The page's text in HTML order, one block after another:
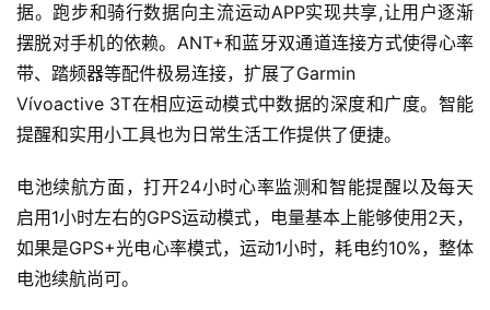
据。跑步和骑行数据向主流运动APP实现共享,让用户逐渐
摆脱对手机的依赖。ANT+和蓝牙双通道连接方式使得心率
带、踏频器等配件极易连接，扩展了Garmin
Vívoactive 3T在相应运动模式中数据的深度和广度。智能
提醒和实用小工具也为日常生活工作提供了便捷。
电池续航方面，打开24小时心率监测和智能提醒以及每天
启用1小时左右的GPS运动模式，电量基本上能够使用2天，
如果是GPS+光电心率模式，运动1小时，耗电约10%，整体
电池续航尚可。